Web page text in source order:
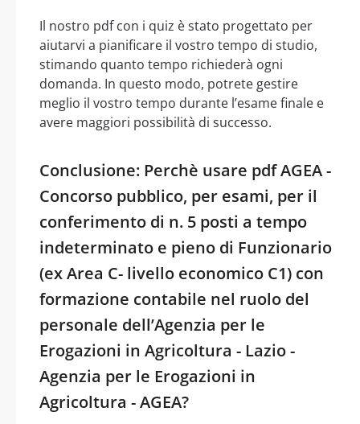
Il nostro pdf con i quiz è stato progettato per
aiutarvi a pianificare il vostro tempo di studio,
stimando quanto tempo richiederà ogni
domanda. In questo modo, potrete gestire
meglio il vostro tempo durante l’esame finale e
avere maggiori possibilità di successo.
Conclusione: Perchè usare pdf AGEA -
Concorso pubblico, per esami, per il
conferimento di n. 5 posti a tempo
indeterminato e pieno di Funzionario
(ex Area C- livello economico C1) con
formazione contabile nel ruolo del
personale dell’Agenzia per le
Erogazioni in Agricoltura - Lazio -
Agenzia per le Erogazioni in
Agricoltura - AGEA?